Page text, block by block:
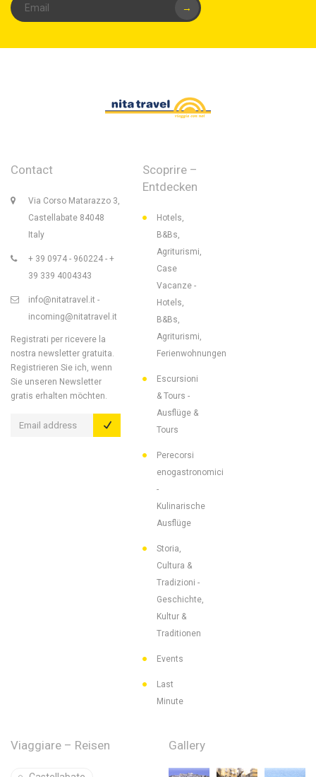
→
Contact
Via Corso Matarazzo 3,
Castellabate 84048
Italy
+ 39 0974 - 960224 - +
39 339 4004343
info@nitatravel.it -
incoming@nitatravel.it
Registrati per ricevere la
nostra newsletter gratuita.
Registrieren Sie ich, wenn
Sie unseren Newsletter
gratis erhalten möchten.
Scoprire –
Entdecken
Hotels,
B&Bs,
Agriturismi,
Case
Vacanze -
Hotels,
B&Bs,
Agriturismi,
Ferienwohnungen
Escursioni
& Tours -
Ausflüge &
Tours
Perecorsi
enogastronomici
-
Kulinarische
Ausflüge
Storia,
Cultura &
Tradizioni -
Geschichte,
Kultur &
Traditionen
Events
Last
Minute
Viaggiare – Reisen Gallery